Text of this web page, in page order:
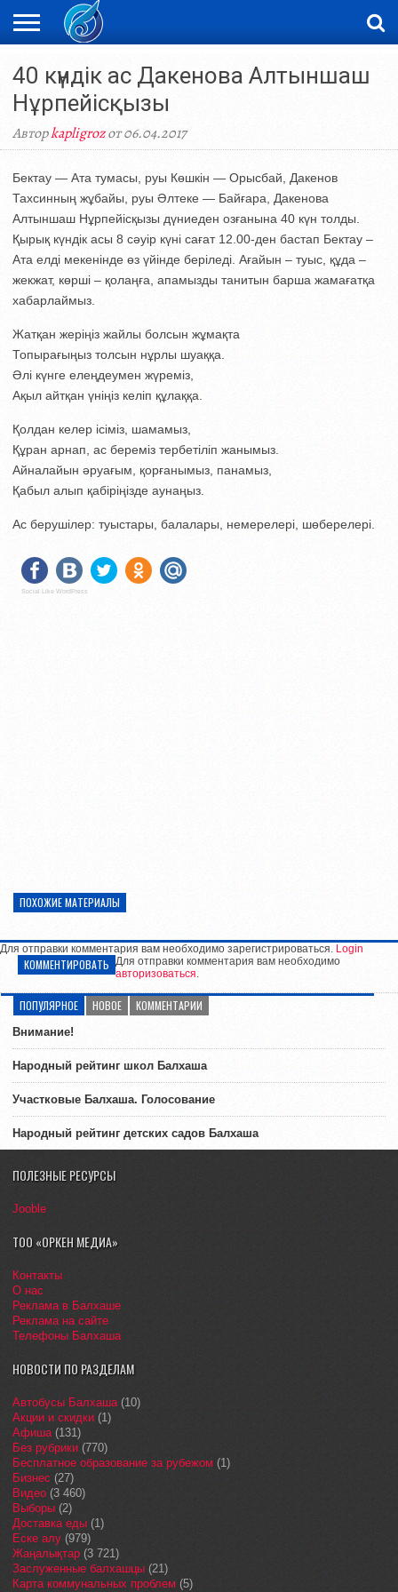
ЖАҢАЛЫҚТАР
НОВОСТИ
ВИДЕО
ФОТОРЕПОРТАЖИ
ОРКЕН
LIVETV
40 күндік ас Дакенова Алтыншаш
Нұрпейісқызы
Авторkapligrozот 06.04.2017
Бектау — Ата тумасы, руы Көшкін — Орысбай, Дакенов
Тахсинның жұбайы, руы Әлтеке — Байғара, Дакенова
Алтыншаш Нұрпейісқызы дүниеден озғанына 40 күн толды.
Қырық күндік асы 8 сәуір күні сағат 12.00-ден бастап Бектау –
Ата елді мекенінде өз үйінде беріледі. Ағайын – туыс, құда –
жекжат, көрші – қолаңға, апамызды танитын барша жамағатқа
хабарлаймыз.
Жатқан жеріңіз жайлы болсын жұмақта
Топырағыңыз толсын нұрлы шуаққа.
Әлі күнге елеңдеумен жүреміз,
Ақыл айтқан үніңіз келіп құлаққа.
Қолдан келер ісіміз, шамамыз,
Құран арнап, ас береміз тербетіліп жанымыз.
Айналайын әруағым, қорғанымыз, панамыз,
Қабыл алып қабіріңізде аунаңыз.
Ас берушілер: туыстары, балалары, немерелері, шөберелері.
Social Like WordPress
ПОХОЖИЕ МАТЕРИАЛЫ
Для отправки комментария вам необходимо зарегистрироваться. Login
КОММЕНТИРОВАТЬ Для отправки комментария вам необходимо
авторизоваться.
ПОПУЛЯРНОЕ НОВОЕ КОММЕНТАРИИ
Внимание!
Народный рейтинг школ Балхаша
Участковые Балхаша. Голосование
Народный рейтинг детских садов Балхаша
ПОЛЕЗНЫЕ РЕСУРСЫ
Jooble
ТОО «ОРКЕН МЕДИА»
Контакты
О нас
Реклама в Балхаше
Реклама на сайте
Телефоны Балхаша
НОВОСТИ ПО РАЗДЕЛАМ
Автобусы Балхаша(10)
Акции и скидки (1)
Афиша(131)
Без рубрики (770)
Бесплатное образование за рубежом (1)
Бизнес (27)
Видео (3 460)
Выборы (2)
Доставка еды (1)
Еске алу (979)
Жаңалықтар (3 721)
Заслуженные балхашцы (21)
Карта коммунальных проблем (5)